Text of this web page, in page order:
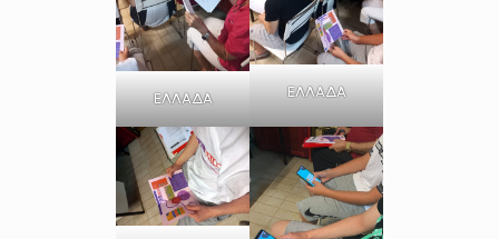
ΕΛΛΑΔΑ ΕΛΛΑΔΑ